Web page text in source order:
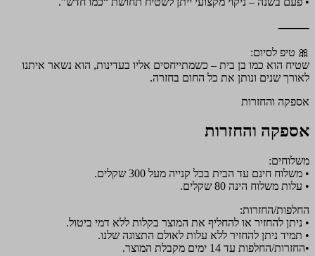
⸻
🎀 טיפ לסיום:
שטיח הוא כמו בן בית – כשמתייחסים אליו בעדינות, הוא נשאר איתנו
לאורך שנים ונותן את כל החום בחזרה.
אספקה והחזרות
אספקה והחזרות
משלוחים:
• משלוח חינם עד הבית בכל קנייה מעל 300 שקלים.
• עלות משלוח הינה 80 שקלים.
החלפות/החזרות:
• ניתן להחזיר או להחליף את המוצר בקלות ללא דמי ביטול.
• תמיד ניתן להחזיר ללא עלות לאולם התצוגה שלנו.
•החזרות/החלפות עד 14 ימים מקבלת המוצר.